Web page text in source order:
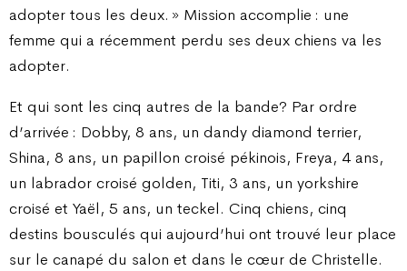
adopter tous les deux. » Mission accomplie : une
femme qui a récemment perdu ses deux chiens va les
adopter.
Et qui sont les cinq autres de la bande? Par ordre
d’arrivée : Dobby, 8 ans, un dandy diamond terrier,
Shina, 8 ans, un papillon croisé pékinois, Freya, 4 ans,
un labrador croisé golden, Titi, 3 ans, un yorkshire
croisé et Yaël, 5 ans, un teckel. Cinq chiens, cinq
destins bousculés qui aujourd’hui ont trouvé leur place
sur le canapé du salon et dans le cœur de Christelle.